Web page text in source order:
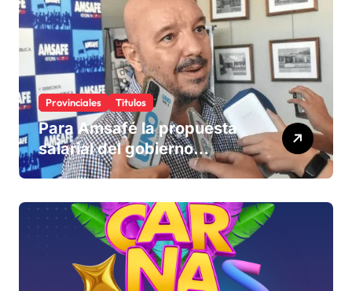
Provinciales Titulos
Para Amsafé la propuesta
salarial del gobierno
«queda corta» y el viernes
rechaza